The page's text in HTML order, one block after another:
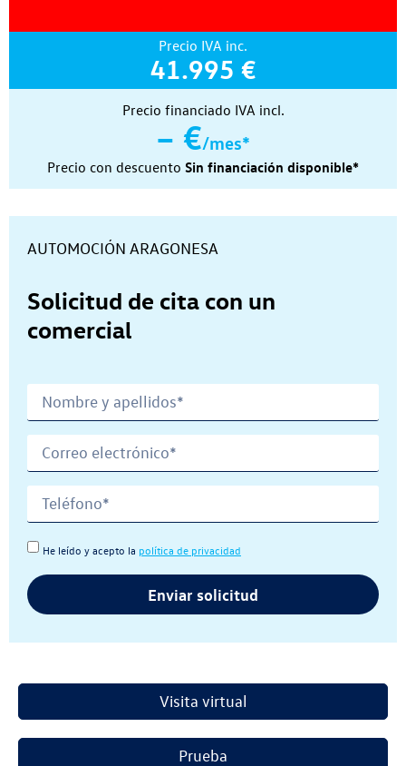
Precio IVA inc.
41.995 €
Precio financiado IVA incl.
– €/mes*
Precio con descuento Sin financiación disponible*
Concesionario:
AUTOMOCIÓN ARAGONESA
Solicitud de cita con un
comercial
He leído y acepto la política de privacidad
Enviar solicitud
Visita virtual
Prueba